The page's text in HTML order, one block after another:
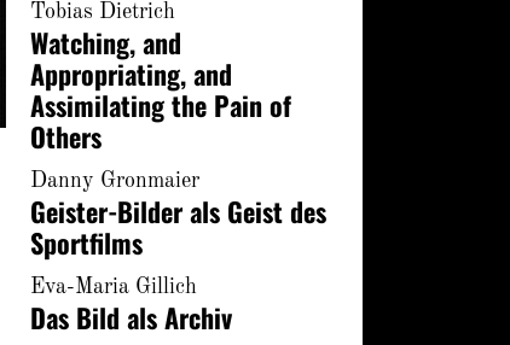
Tobias Dietrich
Watching, and
Appropriating, and
Assimilating the Pain of
Others
Danny Gronmaier
Geister-Bilder als Geist des
Sportfilms
Eva-Maria Gillich
Das Bild als Archiv